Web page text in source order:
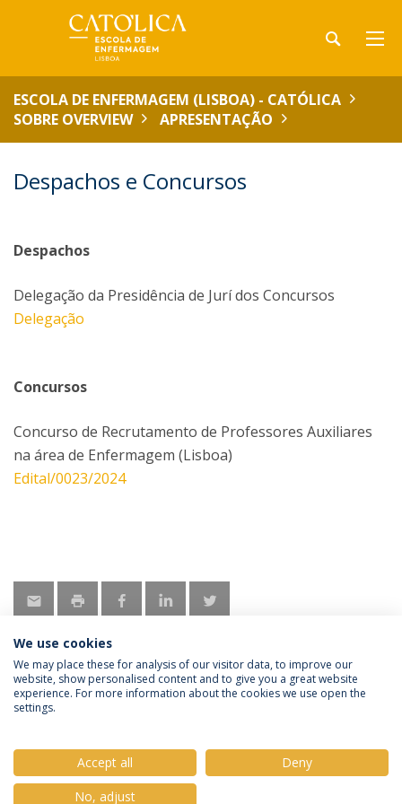
ESCOLA DE ENFERMAGEM (LISBOA) - CATÓLICA
SOBRE OVERVIEW
APRESENTAÇÃO
Despachos e Concursos
Despachos
Delegação da Presidência de Jurí dos Concursos
Delegação
Concursos
Concurso de Recrutamento de Professores Auxiliares
na área de Enfermagem (Lisboa)
Edital/0023/2024
Política de Privacidade
Termos e Condições
We use cookies
We may place these for analysis of our visitor data, to improve our
website, show personalised content and to give you a great website
experience. For more information about the cookies we use open the
settings.
Accept all
Deny
No, adjust